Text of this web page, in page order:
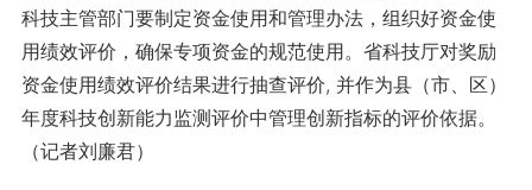
科技主管部门要制定资金使用和管理办法，组织好资金使
用绩效评价，确保专项资金的规范使用。省科技厅对奖励
资金使用绩效评价结果进行抽查评价, 并作为县（市、区）
年度科技创新能力监测评价中管理创新指标的评价依据。
（记者刘廉君）